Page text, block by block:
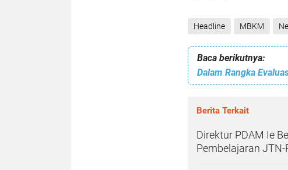
Headline MBKM
Baca berikutnya:
Berita Terkait
Direktur PDAM Ie
Pembelajaran JTN-